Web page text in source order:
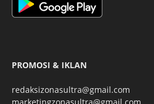
PROMOSI & IKLAN
redaksizonasultra@gmail.com